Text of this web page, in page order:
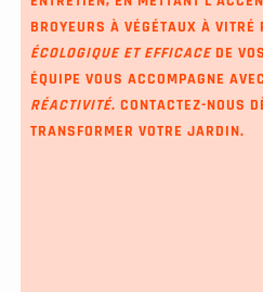
BROYEURS À VÉGÉTAUX À VITRÉ
ÉCOLOGIQUE ET EFFICACEDE
ÉQUIPE VOUS ACCOMPAGNE AVEC
RÉACTIVITÉ. CONTACTEZ-NOUS
TRANSFORMER VOTRE JARDIN.